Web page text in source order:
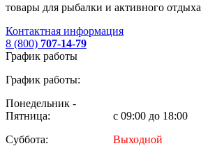
товары для рыбалки и активного отдыха
Контактная информация
8 (800) 707-14-79
График работы
График работы:
Понедельник -
Пятница:
с 09:00 до 18:00
Суббота:
Выходной